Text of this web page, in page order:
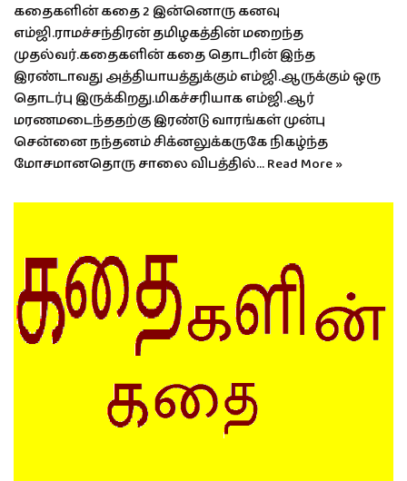
கதைகளின் கதை 2 இன்னொரு கனவு
எம்ஜி.ராமச்சந்திரன் தமிழகத்தின் மறைந்த
முதல்வர்.கதைகளின் கதை தொடரின் இந்த
இரண்டாவது அத்தியாயத்துக்கும் எம்ஜி.ஆருக்கும் ஒரு
தொடர்பு இருக்கிறது.மிகச்சரியாக எம்ஜி.ஆர்
மரணமடைந்ததற்கு இரண்டு வாரங்கள் முன்பு
சென்னை நந்தனம் சிக்னலுக்கருகே நிகழ்ந்த
மோசமானதொரு சாலை விபத்தில்…Read More »